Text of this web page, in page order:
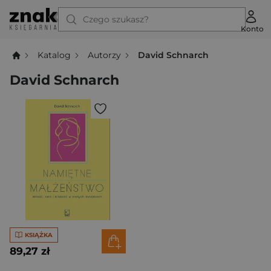
Czego szukasz?
Konto
Katalog Autorzy David Schnarch
David Schnarch
KSIĄŻKA
89,27 zł